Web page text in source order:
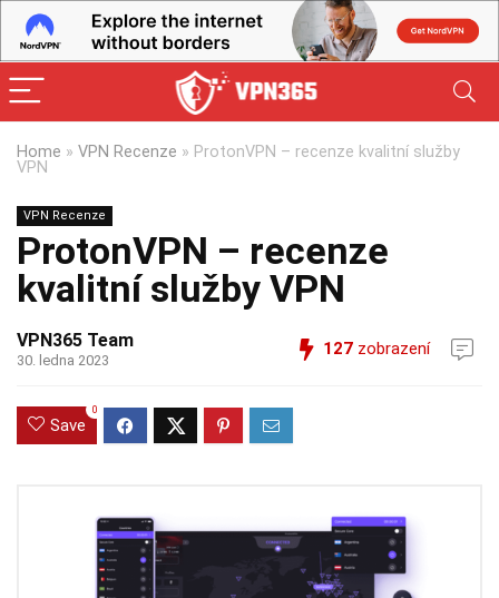
Home » VPN Recenze » ProtonVPN – recenze kvalitní služby
VPN
VPN Recenze
ProtonVPN – recenze
kvalitní služby VPN
VPN365 Team
30. ledna 2023
127 zobrazení
Save
0